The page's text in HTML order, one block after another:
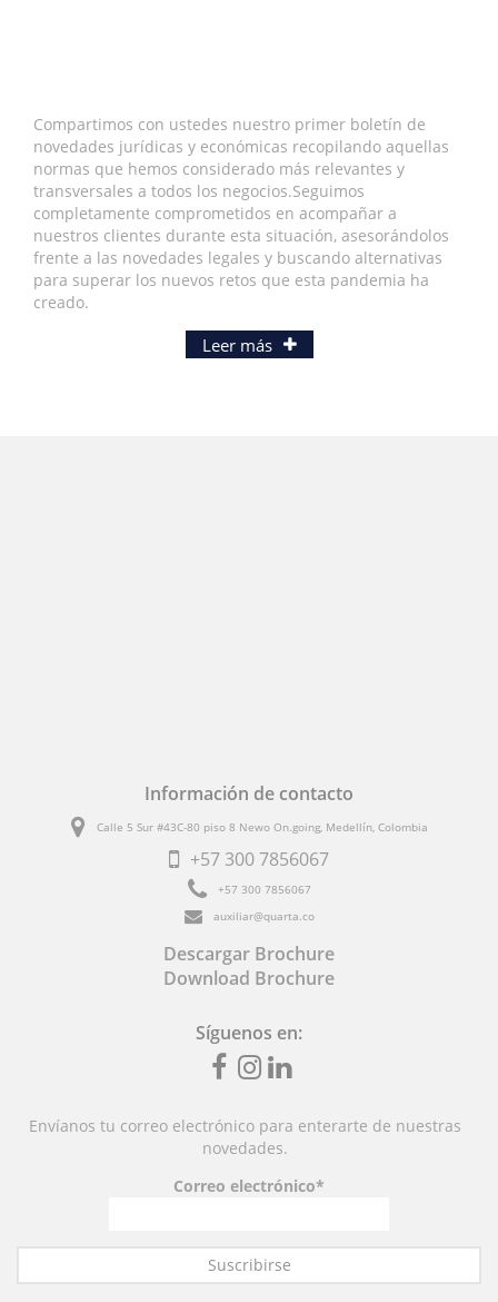
Compartimos con ustedes nuestro primer boletín de
novedades jurídicas y económicas recopilando aquellas
normas que hemos considerado más relevantes y
transversales a todos los negocios.Seguimos
completamente comprometidos en acompañar a
nuestros clientes durante esta situación, asesorándolos
frente a las novedades legales y buscando alternativas
para superar los nuevos retos que esta pandemia ha
creado.
Leer más
Información de contacto
Calle 5 Sur #43C-80 piso 8 Newo On.going, Medellín, Colombia
+57 300 7856067
+57 300 7856067
auxiliar@quarta.co
Descargar Brochure
Download Brochure
Síguenos en:
Envíanos tu correo electrónico para enterarte de nuestras
novedades.
Correo electrónico*